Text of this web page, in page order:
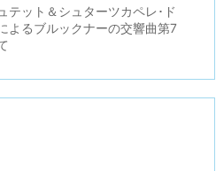
テット＆シュターツカペレ･ド
よるブルックナーの交響曲第7